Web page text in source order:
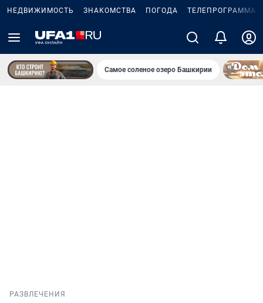
НЕДВИЖИМОСТЬ ЗНАКОМСТВА ПОГОДА ТЕЛЕПРОГРАММА
Самое соленое озеро Башкирии
РАЗВЛЕЧЕНИЯ